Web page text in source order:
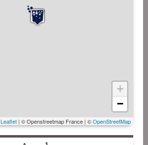
+
−
Leaflet | © Openstreetmap France | ©OpenStreetMap